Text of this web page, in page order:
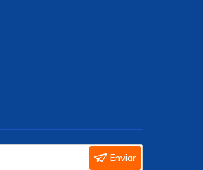
Enviar